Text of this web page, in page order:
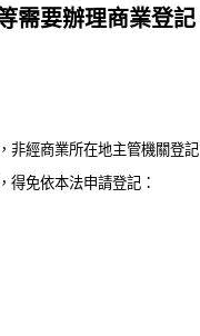
需要辦理商業登
非經商業所在地主管機關登記
得免依本法申請登記：